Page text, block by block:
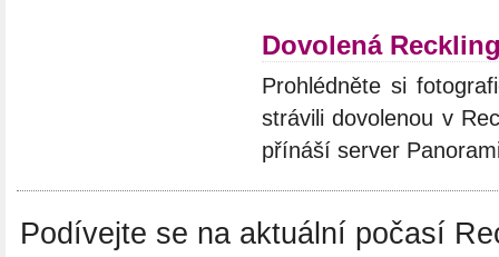
Dovolená
Prohlédněte si
strávili dovolenou v
přínáší server
Podívejte se na aktuální počasí